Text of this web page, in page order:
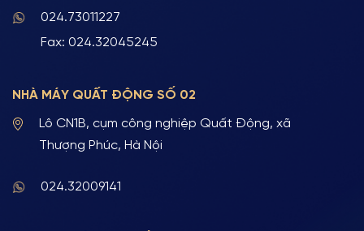
024.73011227
Fax: 024.32045245
NHÀ MÁY QUẤT ĐỘNG SỐ 02
Lô CN1B, cụm công nghiệp Quất Động, xã
Thượng Phúc, Hà Nội
024.32009141